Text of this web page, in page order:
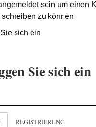
sein um einen
zu können
sich ein
Sie sich ein
REGISTRIERUNG